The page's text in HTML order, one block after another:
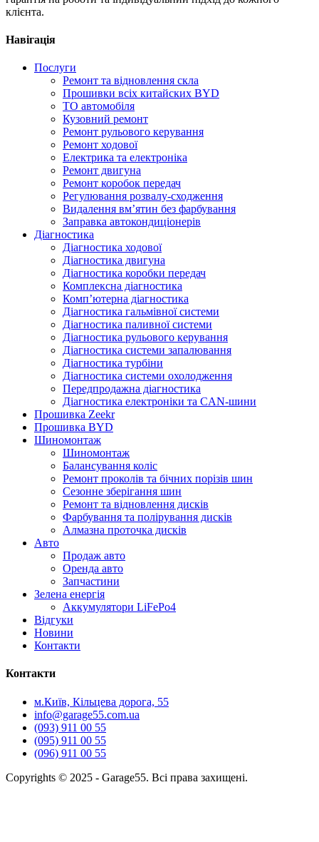
клієнта.
Навігація
Послуги
Ремонт та відновлення скла
Прошивки всіх китайских BYD
ТО автомобіля
Кузовний ремонт
Ремонт рульового керування
Ремонт ходової
Електрика та електроніка
Ремонт двигуна
Ремонт коробок передач
Регулювання розвалу-сходження
Видалення вм’ятин без фарбування
Заправка автокондиціонерів
Діагностика
Діагностика ходової
Діагностика двигуна
Діагностика коробки передач
Комплексна діагностика
Комп’ютерна діагностика
Діагностика гальмівної системи
Діагностика паливної системи
Діагностика рульового керування
Діагностика системи запалювання
Діагностика турбіни
Діагностика системи охолодження
Передпродажна діагностика
Діагностика електроніки та CAN-шини
Прошивка Zeekr
Прошивка BYD
Шиномонтаж
Шиномонтаж
Балансування коліс
Ремонт проколів та бічних порізів шин
Сезонне зберігання шин
Ремонт та відновлення дисків
Фарбування та полірування дисків
Алмазна проточка дисків
Авто
Продаж авто
Оренда авто
Запчастини
Зелена енергія
Аккумулятори LiFePo4
Відгуки
Новини
Контакти
Контакти
м.Київ, Кільцева дорога, 55
info@garage55.com.ua
(093) 911 00 55
(095) 911 00 55
(096) 911 00 55
Copyrights © 2025 - Garage55. Всі права захищені.